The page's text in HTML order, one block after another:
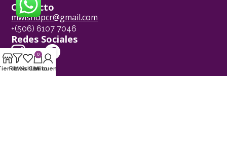
Contacto
mwlshopcr@gmail.com
+(506) 6107 7046
Redes Sociales
[yvLogo]
FiltrosWishlist
0
Carrito
Mi cuenta